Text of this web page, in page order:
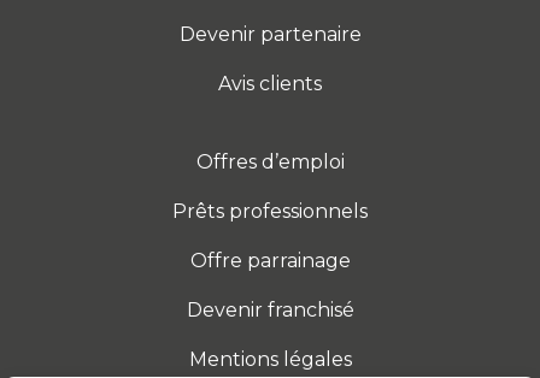
Devenir partenaire
Avis clients
Offres d’emploi
Prêts professionnels
Offre parrainage
Devenir franchisé
Mentions légales